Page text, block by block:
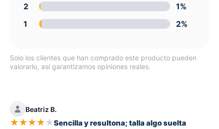
2
1%
1
2%
Solo los clientes que han comprado este producto pueden
valorarlo, así garantizamos opiniones reales.
Beatriz B.
★★★★★Sencilla y resultona; talla algo suelta